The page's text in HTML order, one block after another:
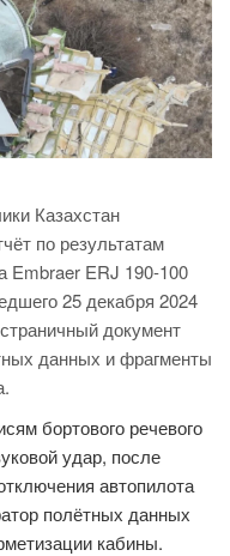
Казахстан
по результатам
Embraer ERJ 190-100
25 декабря 2024
документ
данных и фрагменты
бортового речевого
удар, после
автопилота
полётных данных
кабины.